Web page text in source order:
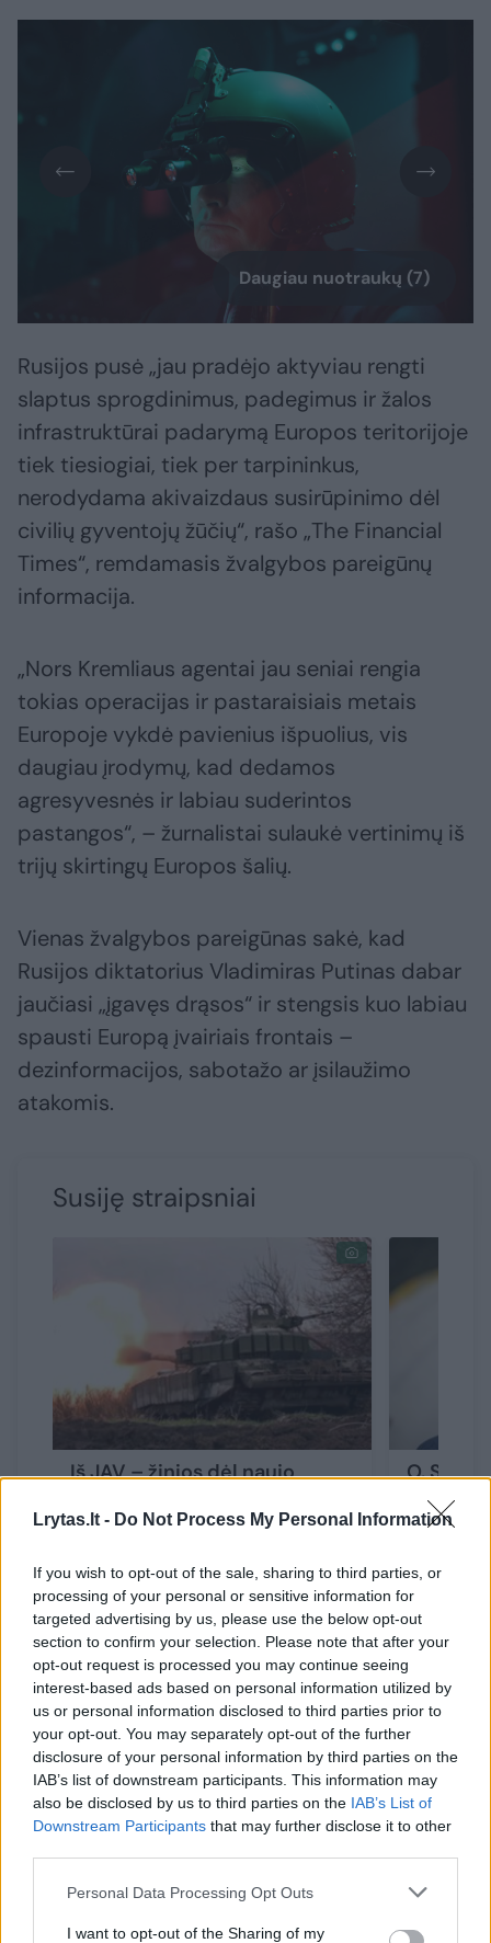
Lrytas.lt - Do Not Process My Personal Information
If you wish to opt-out of the sale, sharing to third parties, or
processing of your personal or sensitive information for
targeted advertising by us, please use the below opt-out
section to confirm your selection. Please note that after your
opt-out request is processed you may continue seeing
interest-based ads based on personal information utilized by
us or personal information disclosed to third parties prior to
your opt-out. You may separately opt-out of the further
disclosure of your personal information by third parties on the
IAB’s list of downstream participants. This information may
also be disclosed by us to third parties on the IAB’s List of
Downstream Participants that may further disclose it to other
Personal Data Processing Opt Outs
I want to opt-out of the Sharing of my
Daugiau nuotraukų (7)
Rusijos pusė „jau pradėjo aktyviau rengti
slaptus sprogdinimus, padegimus ir žalos
infrastruktūrai padarymą Europos teritorijoje
tiek tiesiogiai, tiek per tarpininkus,
nerodydama akivaizdaus susirūpinimo dėl
civilių gyventojų žūčių“, rašo „The Financial
Times“, remdamasis žvalgybos pareigūnų
informacija.
„Nors Kremliaus agentai jau seniai rengia
tokias operacijas ir pastaraisiais metais
Europoje vykdė pavienius išpuolius, vis
daugiau įrodymų, kad dedamos
agresyvesnės ir labiau suderintos
pastangos“, – žurnalistai sulaukė vertinimų iš
trijų skirtingų Europos šalių.
Vienas žvalgybos pareigūnas sakė, kad
Rusijos diktatorius Vladimiras Putinas dabar
jaučiasi „įgavęs drąsos“ ir stengsis kuo labiau
spausti Europą įvairiais frontais –
dezinformacijos, sabotažo ar įsilaužimo
atakomis.
Susiję straipsniai
Iš JAV – žinios dėl naujo
skelbia užėmę dar vieną
O.
prieš
Pasak vieno aukšto rango Europos
vyriausybės pareigūno, NATO saugumo
tarnybas pasiekia informacija apie „aiškią ir
įtikinamą Rusijos kenkėjišką veiklą“, kuri yra
koordinuota ir didelio masto. Jis pridūrė, kad
atėjo laikas „didinti informuotumą ir sutelkti
dėmesį“ į Rusijos smurto grėsmę Europos
teritorijoje.